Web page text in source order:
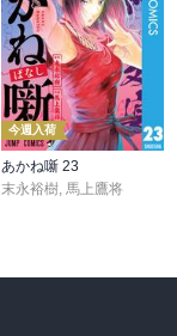
今週入荷
あかね噺 23
末永裕樹 馬上鷹将